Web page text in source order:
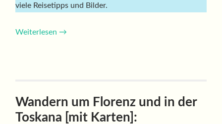
viele Reisetipps und Bilder.
Weiterlesen →
Wandern um Florenz und in der
Toskana [mit Karten]: